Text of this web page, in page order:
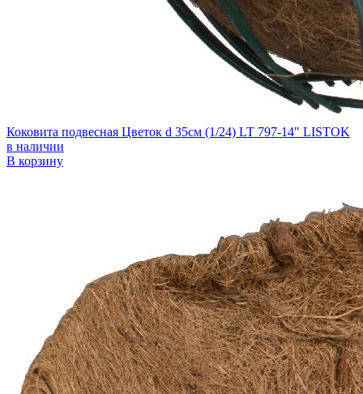
Коковита подвесная Цветок d 35см (1/24) LT 797-14" LISTOK
в наличии
В корзину